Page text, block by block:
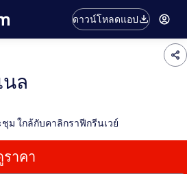
ดาวน์โหลดแอป
ล
ม ใกล้กับคาลิกราฟีกรีนเวย์
ราคา